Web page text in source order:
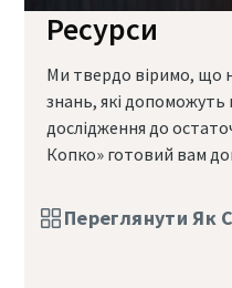
Ресурси
Ми твердо віримо, що
знань, які допоможуть
дослідження до
Копко» готовий вам
Переглянути Як